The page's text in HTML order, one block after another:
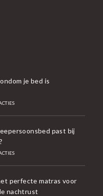
je bed is
past bij
perfecte matras voor
nachtrust